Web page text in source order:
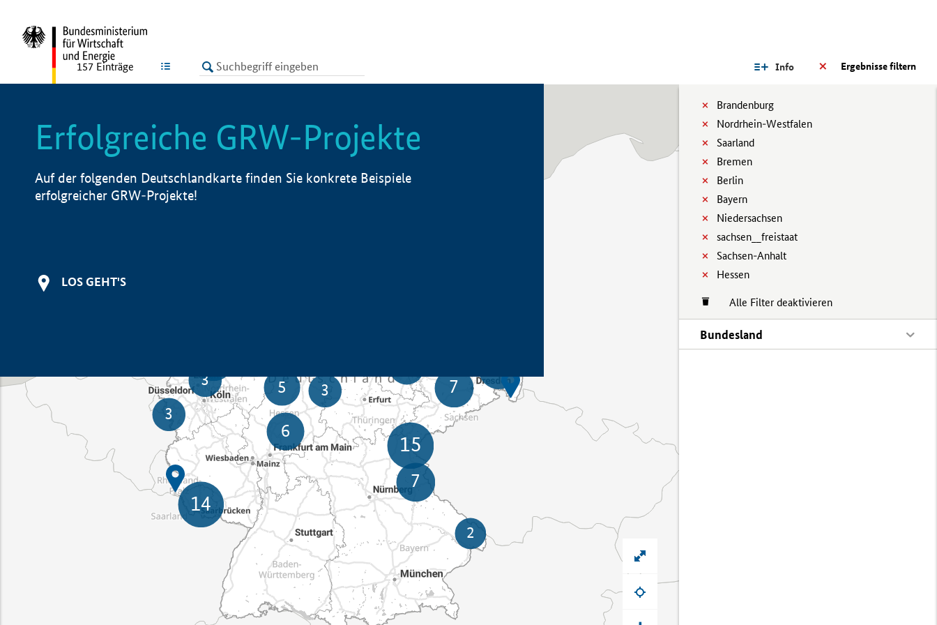
LISTE Ergebnisse filtern
Info
Brandenburg
Nordrhein-Westfalen
Saarland
Bremen
Berlin
Bayern
Niedersachsen
sachsen__freistaat
Sachsen-Anhalt
Hessen
Alle Filter deaktivieren
Bundesland
157 Einträge
Erfolgreiche GRW-Projekte
Auf der folgenden Deutschlandkarte finden Sie konkrete Beispiele
erfolgreicher GRW-Projekte!
LOS GEHT'S